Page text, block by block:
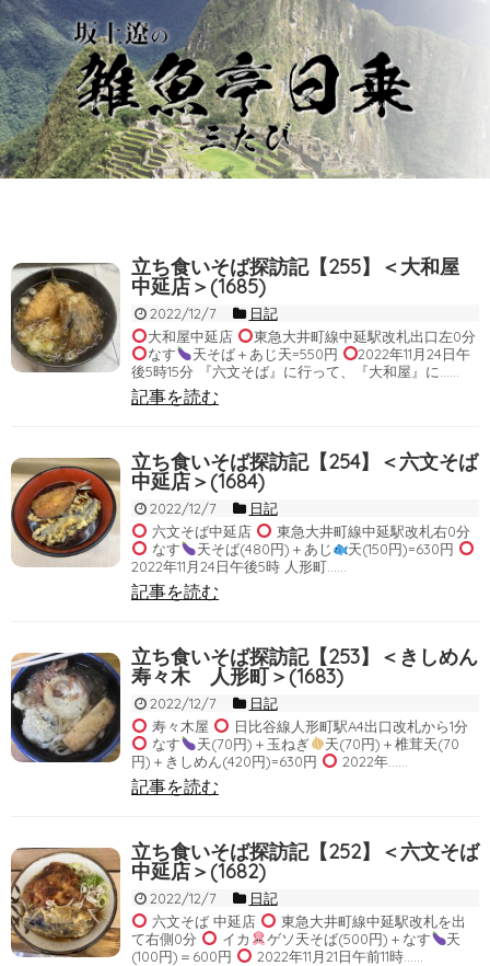
立ち食いそば探訪記【255】＜大和屋
中延店＞(1685)
2022/12/7
日記
大和屋中延店
東急大井町線中延駅改札出口左0分
なす
天そば＋あじ天=550円
2022年11月24日午
後5時15分 『六文そば』に行って、『大和屋』に……
記事を読む
立ち食いそば探訪記【254】＜六文そば
中延店＞(1684)
2022/12/7
日記
六文そば中延店
東急大井町線中延駅改札右0分
なす
天そば(480円)＋あじ
天(150円)=630円
2022年11月24日午後5時 人形町……
記事を読む
立ち食いそば探訪記【253】＜きしめん
寿々木 人形町＞(1683)
2022/12/7
日記
寿々木屋
日比谷線人形町駅A4出口改札から1分
なす
天(70円)＋玉ねぎ
天(70円)＋椎茸天(70
円)＋きしめん(420円)=630円
2022年……
記事を読む
立ち食いそば探訪記【252】＜六文そば
中延店＞(1682)
2022/12/7
日記
六文そば 中延店
東急大井町線中延駅改札を出
て右側0分
イカ ゲソ天そば(500円)＋なす
天
(100円)＝600円
2022年11月21日午前11時……